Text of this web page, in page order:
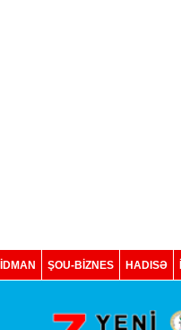
İDMAN ŞOU-BİZNES HADISƏ